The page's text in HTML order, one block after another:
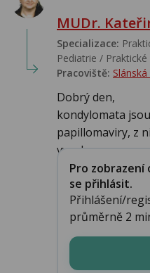
MUDr.
Specializace:
Pediatrie /
Pracoviště:
Dobrý den,
kondylomata
papillomaviry, z
vysokou...
Pro
se přihlásit.
Přihlášení/
průměrně 2